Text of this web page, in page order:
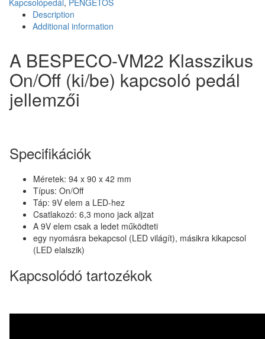
Kapcsolópedál, PENGETŐS
Description
Additional information
A BESPECO-VM22 Klasszikus
On/Off (ki/be) kapcsoló pedál
jellemzői
Specifikációk
Méretek: 94 x 90 x 42 mm
Típus: On/Off
Táp: 9V elem a LED-hez
Csatlakozó: 6,3 mono jack aljzat
A 9V elem csak a ledet működteti
egy nyomásra bekapcsol (LED világít), másikra kikapcsol
(LED elalszik)
Kapcsolódó tartozékok